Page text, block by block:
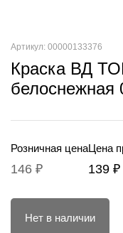
Артикул: 00000133376
Краска ВД
белоснежная
Розничная цена
146 ₽
Цена
139 ₽
Нет в наличии